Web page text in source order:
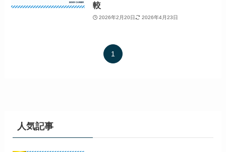
較
2026年2月20日 2026年4月23日
1
人気記事